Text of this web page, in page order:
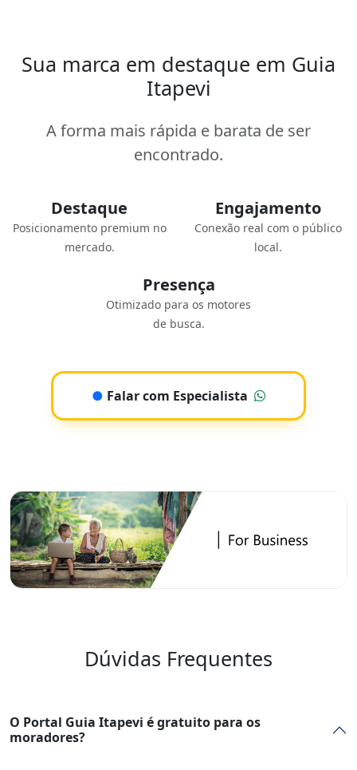
Sua marca em destaque em Guia
Itapevi
A forma mais rápida e barata de ser
encontrado.
Destaque
Posicionamento premium no
mercado.
Engajamento
Conexão real com o público
local.
Presença
Otimizado para os motores
de busca.
● Falar com Especialista
Dúvidas Frequentes
O Portal Guia Itapevi é gratuito para os
moradores?